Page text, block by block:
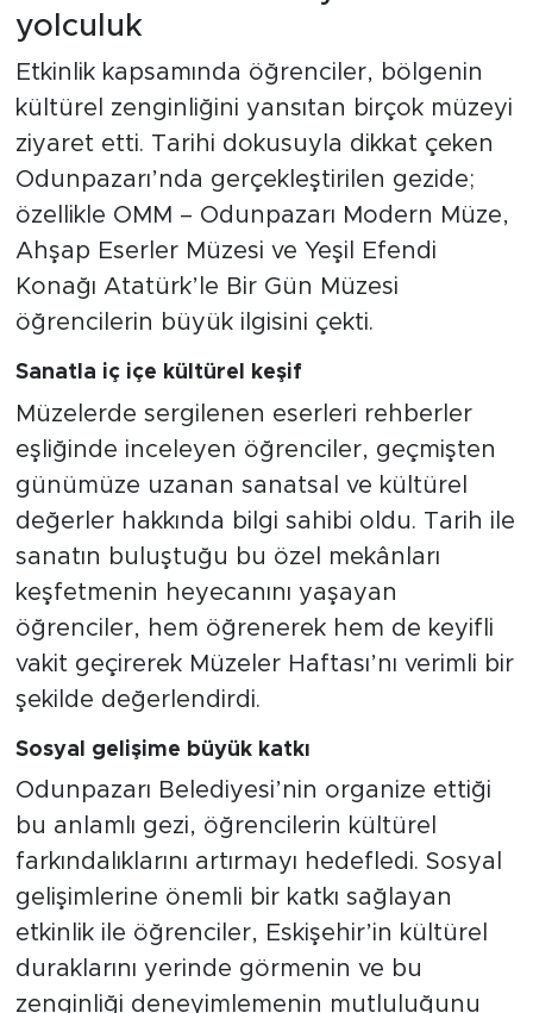
yolculuk
Etkinlik kapsamında öğrenciler, bölgenin
kültürel zenginliğini yansıtan birçok müzeyi
ziyaret etti. Tarihi dokusuyla dikkat çeken
Odunpazarı’nda gerçekleştirilen gezide;
özellikle OMM – Odunpazarı Modern Müze,
Ahşap Eserler Müzesi ve Yeşil Efendi
Konağı Atatürk’le Bir Gün Müzesi
öğrencilerin büyük ilgisini çekti.
Sanatla iç içe kültürel keşif
Müzelerde sergilenen eserleri rehberler
eşliğinde inceleyen öğrenciler, geçmişten
günümüze uzanan sanatsal ve kültürel
değerler hakkında bilgi sahibi oldu. Tarih ile
sanatın buluştuğu bu özel mekânları
keşfetmenin heyecanını yaşayan
öğrenciler, hem öğrenerek hem de keyifli
vakit geçirerek Müzeler Haftası’nı verimli bir
şekilde değerlendirdi.
Sosyal gelişime büyük katkı
Odunpazarı Belediyesi’nin organize ettiği
bu anlamlı gezi, öğrencilerin kültürel
farkındalıklarını artırmayı hedefledi. Sosyal
gelişimlerine önemli bir katkı sağlayan
etkinlik ile öğrenciler, Eskişehir’in kültürel
duraklarını yerinde görmenin ve bu
zenginliği deneyimlemenin mutluluğunu